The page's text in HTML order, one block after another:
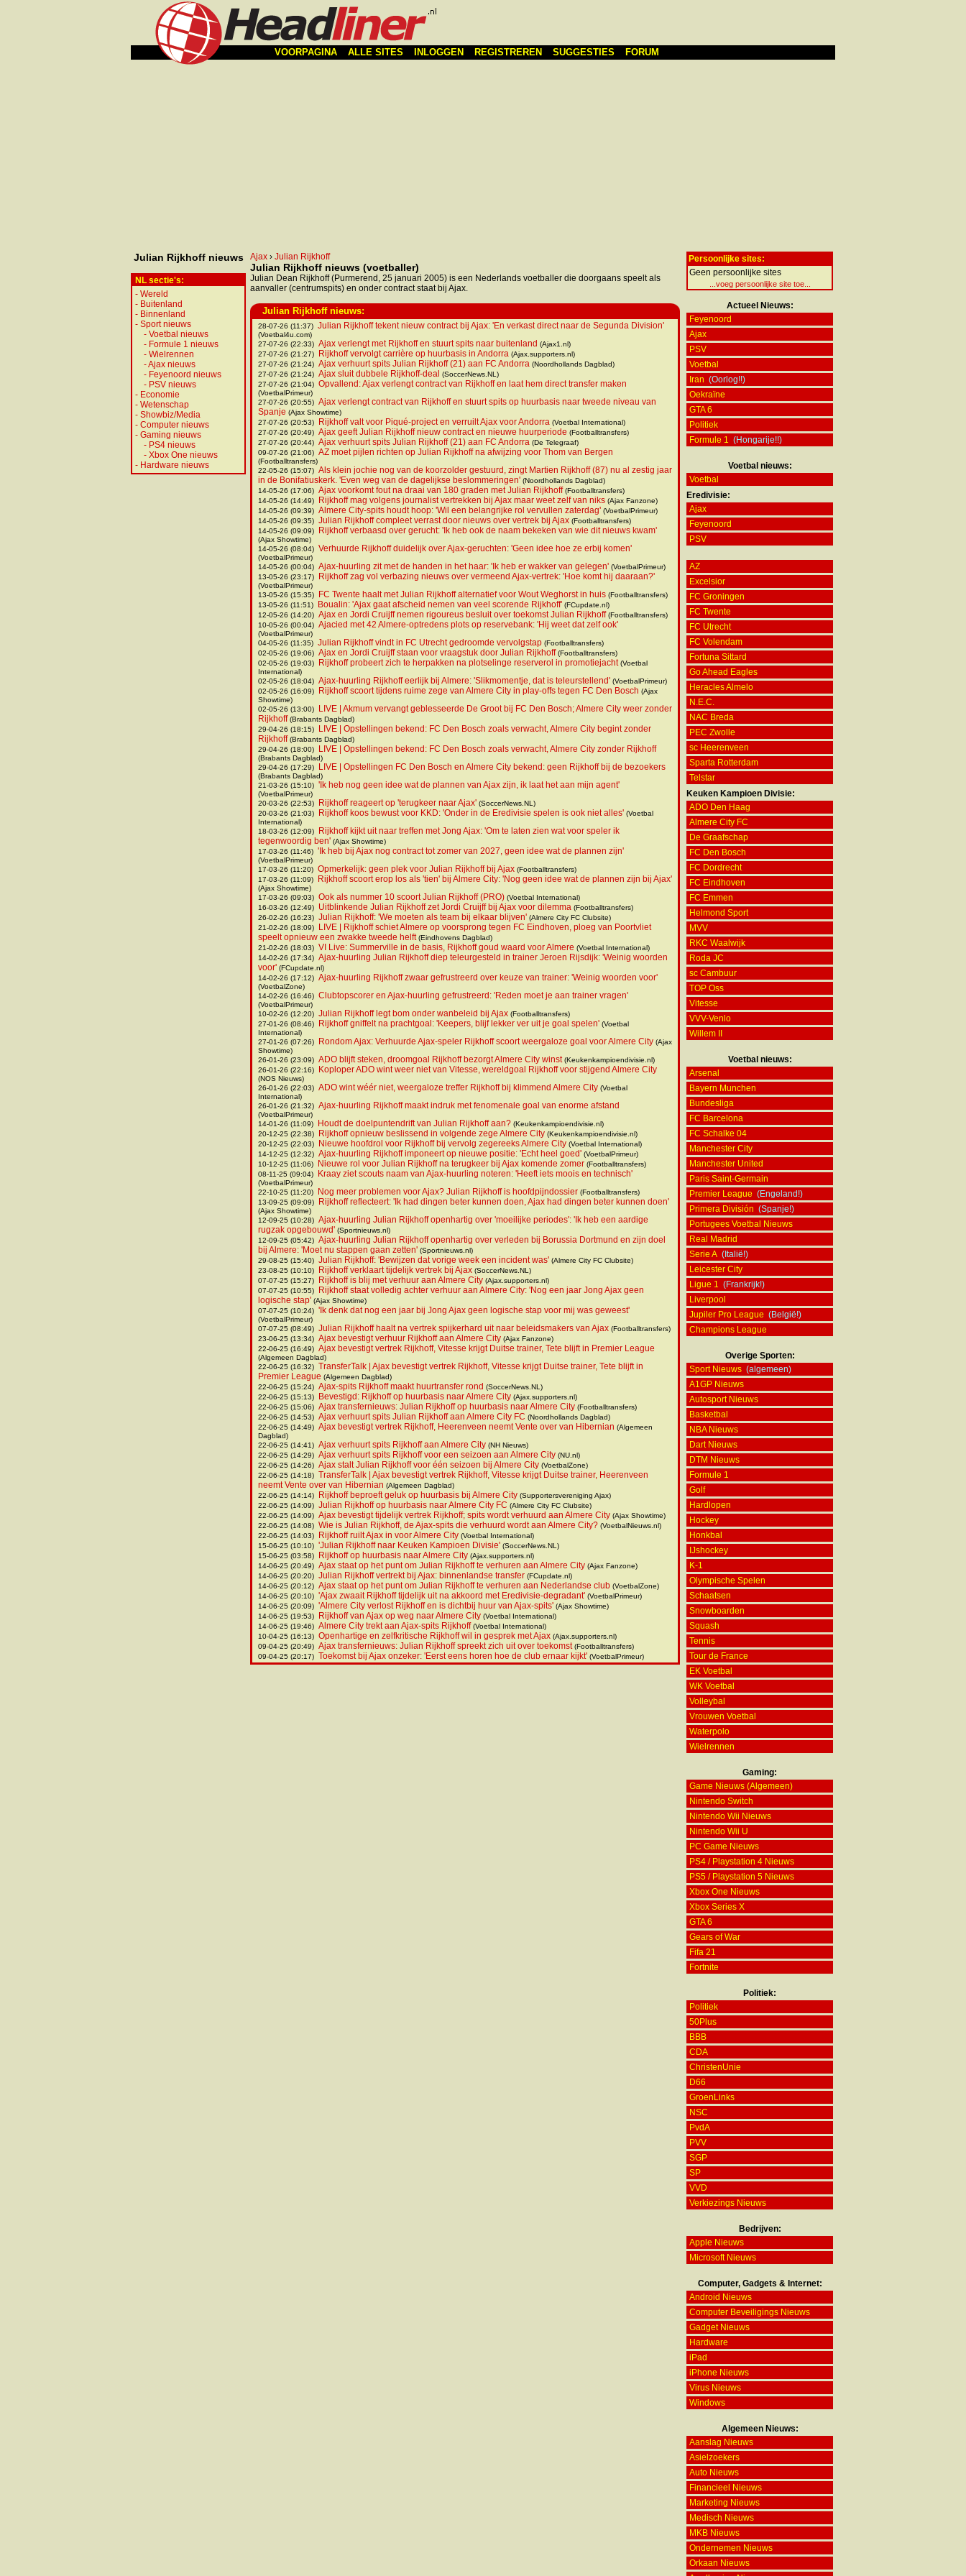
VOORPAGINA ALLE SITES INLOGGEN REGISTREREN SUGGESTIES FORUM
Julian Rijkhoff nieuws
NL sectie's:
- Wereld
- Buitenland
- Binnenland
- Sport nieuws
- Voetbal nieuws
- Formule 1 nieuws
- Wielrennen
-Ajax nieuws
- Feyenoord nieuws
- PSV nieuws
- Economie
- Wetenschap
- Showbiz/Media
- Computer nieuws
- Gaming nieuws
- PS4 nieuws
- Xbox One nieuws
- Hardware nieuws
Ajax › Julian Rijkhoff
Julian Rijkhoff nieuws (voetballer)
Julian Dean Rijkhoff (Purmerend, 25 januari 2005) is een Nederlands voetballer die doorgaans speelt als
aanvaller (centrumspits) en onder contract staat bij Ajax.
Julian Rijkhoff nieuws:
28-07-26 (11:37) Julian Rijkhoff tekent nieuw contract bij Ajax: 'En verkast direct naar de Segunda Division'
(Voetbal4u.com)
27-07-26 (22:33) Ajax verlengt met Rijkhoff en stuurt spits naar buitenland (Ajax1.nl)
27-07-26 (21:27)
Rijkhoff vervolgt carrière op huurbasis in Andorra (Ajax.supporters.nl)
27-07-26 (21:24) Ajax verhuurt spits Julian Rijkhoff (21) aan FC Andorra (Noordhollands Dagblad)
27-07-26 (21:24) Ajax sluit dubbele Rijkhoff-deal (SoccerNews.NL)
27-07-26 (21:04) Opvallend: Ajax verlengt contract van Rijkhoff en laat hem direct transfer maken
(VoetbalPrimeur)
27-07-26 (20:55) Ajax verlengt contract van Rijkhoff en stuurt spits op huurbasis naar tweede niveau van
Spanje (Ajax Showtime)
27-07-26 (20:53)
Rijkhoff valt voor Piqué-project en verruilt Ajax voor Andorra (Voetbal International)
27-07-26 (20:49) Ajax geeft Julian Rijkhoff nieuw contract en nieuwe huurperiode (Footballtransfers)
27-07-26 (20:44) Ajax verhuurt spits Julian Rijkhoff (21) aan FC Andorra (De Telegraaf)
09-07-26 (21:06) AZ moet pijlen richten op Julian Rijkhoff na afwijzing voor Thom van Bergen
(Footballtransfers)
22-05-26 (15:07) Als klein jochie nog van de koorzolder gestuurd, zingt Martien Rijkhoff (87) nu al zestig jaar
in de Bonifatiuskerk. 'Even weg van de dagelijkse beslommeringen' (Noordhollands Dagblad)
14-05-26 (17:06) Ajax voorkomt fout na draai van 180 graden met Julian Rijkhoff(Footballtransfers)
14-05-26 (14:49)
Rijkhoff mag volgens journalist vertrekken bij Ajax maar weet zelf van niks (Ajax Fanzone)
14-05-26 (09:39) Almere City-spits houdt hoop: 'Wil een belangrijke rol vervullen zaterdag' (VoetbalPrimeur)
14-05-26 (09:35) Julian Rijkhoff compleet verrast door nieuws over vertrek bij Ajax (Footballtransfers)
14-05-26 (09:09)
Rijkhoff verbaasd over gerucht: 'Ik heb ook de naam bekeken van wie dit nieuws kwam'
(Ajax Showtime)
14-05-26 (08:04) Verhuurde Rijkhoff duidelijk over Ajax-geruchten: 'Geen idee hoe ze erbij komen'
(VoetbalPrimeur)
14-05-26 (00:04) Ajax-huurling zit met de handen in het haar: 'Ik heb er wakker van gelegen' (VoetbalPrimeur)
13-05-26 (23:17)
Rijkhoff zag vol verbazing nieuws over vermeend Ajax-vertrek: 'Hoe komt hij daaraan?'
(VoetbalPrimeur)
13-05-26 (15:35)
FC Twente haalt met Julian Rijkhoff alternatief voor Wout Weghorst in huis (Footballtransfers)
13-05-26 (11:51)
Boualin: 'Ajax gaat afscheid nemen van veel scorende Rijkhoff' (FCupdate.nl)
12-05-26 (14:20) Ajax en Jordi Cruijff nemen rigoureus besluit over toekomst Julian Rijkhoff(Footballtransfers)
10-05-26 (00:04) Ajacied met 42 Almere-optredens plots op reservebank: 'Hij weet dat zelf ook'
(VoetbalPrimeur)
04-05-26 (11:35) Julian Rijkhoff vindt in FC Utrecht gedroomde vervolgstap (Footballtransfers)
02-05-26 (19:06) Ajax en Jordi Cruijff staan voor vraagstuk door Julian Rijkhoff(Footballtransfers)
02-05-26 (19:03)
Rijkhoff probeert zich te herpakken na plotselinge reserverol in promotiejacht(Voetbal
International)
02-05-26 (18:04) Ajax-huurling Rijkhoff eerlijk bij Almere: 'Slikmomentje, dat is teleurstellend' (VoetbalPrimeur)
02-05-26 (16:09)
Rijkhoff scoort tijdens ruime zege van Almere City in play-offs tegen FC Den Bosch (Ajax
Showtime)
02-05-26 (13:00)
LIVE | Akmum vervangt geblesseerde De Groot bij FC Den Bosch; Almere City weer zonder
Rijkhoff(Brabants Dagblad)
29-04-26 (18:15)
LIVE | Opstellingen bekend: FC Den Bosch zoals verwacht, Almere City begint zonder
Rijkhoff(Brabants Dagblad)
29-04-26 (18:00)
LIVE | Opstellingen bekend: FC Den Bosch zoals verwacht, Almere City zonder Rijkhoff
(Brabants Dagblad)
29-04-26 (17:29)
LIVE | Opstellingen FC Den Bosch en Almere City bekend: geen Rijkhoff bij de bezoekers
(Brabants Dagblad)
21-03-26 (15:10) 'Ik heb nog geen idee wat de plannen van Ajax zijn, ik laat het aan mijn agent'
(VoetbalPrimeur)
20-03-26 (22:53)
Rijkhoff reageert op 'terugkeer naar Ajax' (SoccerNews.NL)
20-03-26 (21:03)
Rijkhoff koos bewust voor KKD: 'Onder in de Eredivisie spelen is ook niet alles' (Voetbal
International)
18-03-26 (12:09)
Rijkhoff kijkt uit naar treffen met Jong Ajax: 'Om te laten zien wat voor speler ik
tegenwoordig ben' (Ajax Showtime)
17-03-26 (11:46) 'Ik heb bij Ajax nog contract tot zomer van 2027, geen idee wat de plannen zijn'
(VoetbalPrimeur)
17-03-26 (11:20) Opmerkelijk: geen plek voor Julian Rijkhoff bij Ajax (Footballtransfers)
17-03-26 (11:09)
Rijkhoff scoort erop los als 'tien' bij Almere City: 'Nog geen idee wat de plannen zijn bij Ajax'
(Ajax Showtime)
17-03-26 (09:03) Ook als nummer 10 scoort Julian Rijkhoff (PRO) (Voetbal International)
16-03-26 (12:49) Uitblinkende Julian Rijkhoff zet Jordi Cruijff bij Ajax voor dilemma (Footballtransfers)
26-02-26 (16:23) Julian Rijkhoff: 'We moeten als team bij elkaar blijven' (Almere City FC Clubsite)
21-02-26 (18:09)
LIVE | Rijkhoff schiet Almere op voorsprong tegen FC Eindhoven, ploeg van Poortvliet
speelt opnieuw een zwakke tweede helft(Eindhovens Dagblad)
21-02-26 (18:03) VI Live: Summerville in de basis, Rijkhoff goud waard voor Almere (Voetbal International)
14-02-26 (17:34) Ajax-huurling Julian Rijkhoff diep teleurgesteld in trainer Jeroen Rijsdijk: 'Weinig woorden
voor' (FCupdate.nl)
14-02-26 (17:12) Ajax-huurling Rijkhoff zwaar gefrustreerd over keuze van trainer: 'Weinig woorden voor'
(VoetbalZone)
14-02-26 (16:46) Clubtopscorer en Ajax-huurling gefrustreerd: 'Reden moet je aan trainer vragen'
(VoetbalPrimeur)
10-02-26 (12:20) Julian Rijkhoff legt bom onder wanbeleid bij Ajax (Footballtransfers)
27-01-26 (08:46)
Rijkhoff gniffelt na prachtgoal: 'Keepers, blijf lekker ver uit je goal spelen' (Voetbal
International)
27-01-26 (07:26)
Rondom Ajax: Verhuurde Ajax-speler Rijkhoff scoort weergaloze goal voor Almere City (Ajax
Showtime)
26-01-26 (23:09) ADO blijft steken, droomgoal Rijkhoff bezorgt Almere City winst(Keukenkampioendivisie.nl)
26-01-26 (22:16)
Koploper ADO wint weer niet van Vitesse, wereldgoal Rijkhoff voor stijgend Almere City
(NOS Nieuws)
26-01-26 (22:03) ADO wint wéér niet, weergaloze treffer Rijkhoff bij klimmend Almere City (Voetbal
International)
26-01-26 (21:32) Ajax-huurling Rijkhoff maakt indruk met fenomenale goal van enorme afstand
(VoetbalPrimeur)
14-01-26 (11:09)
Houdt de doelpuntendrift van Julian Rijkhoff aan? (Keukenkampioendivisie.nl)
20-12-25 (22:38)
Rijkhoff opnieuw beslissend in volgende zege Almere City (Keukenkampioendivisie.nl)
20-12-25 (22:03)
Nieuwe hoofdrol voor Rijkhoff bij vervolg zegereeks Almere City (Voetbal International)
14-12-25 (12:32) Ajax-huurling Rijkhoff imponeert op nieuwe positie: 'Echt heel goed' (VoetbalPrimeur)
10-12-25 (11:06)
Nieuwe rol voor Julian Rijkhoff na terugkeer bij Ajax komende zomer (Footballtransfers)
08-11-25 (09:04)
Kraay ziet scouts naam van Ajax-huurling noteren: 'Heeft iets moois en technisch'
(VoetbalPrimeur)
22-10-25 (11:20)
Nog meer problemen voor Ajax? Julian Rijkhoff is hoofdpijndossier (Footballtransfers)
13-09-25 (09:09)
Rijkhoff reflecteert: 'Ik had dingen beter kunnen doen, Ajax had dingen beter kunnen doen'
(Ajax Showtime)
12-09-25 (10:28) Ajax-huurling Julian Rijkhoff openhartig over 'moeilijke periodes': 'Ik heb een aardige
rugzak opgebouwd' (Sportnieuws.nl)
12-09-25 (05:42) Ajax-huurling Julian Rijkhoff openhartig over verleden bij Borussia Dortmund en zijn doel
bij Almere: 'Moet nu stappen gaan zetten' (Sportnieuws.nl)
29-08-25 (15:40) Julian Rijkhoff: 'Bewijzen dat vorige week een incident was' (Almere City FC Clubsite)
23-08-25 (10:10)
Rijkhoff verklaart tijdelijk vertrek bij Ajax (SoccerNews.NL)
07-07-25 (15:27)
Rijkhoff is blij met verhuur aan Almere City (Ajax.supporters.nl)
07-07-25 (10:55)
Rijkhoff staat volledig achter verhuur aan Almere City: 'Nog een jaar Jong Ajax geen
logische stap' (Ajax Showtime)
07-07-25 (10:24) 'Ik denk dat nog een jaar bij Jong Ajax geen logische stap voor mij was geweest'
(VoetbalPrimeur)
07-07-25 (08:49) Julian Rijkhoff haalt na vertrek spijkerhard uit naar beleidsmakers van Ajax (Footballtransfers)
23-06-25 (13:34) Ajax bevestigt verhuur Rijkhoff aan Almere City (Ajax Fanzone)
22-06-25 (16:49) Ajax bevestigt vertrek Rijkhoff, Vitesse krijgt Duitse trainer, Tete blijft in Premier League
(Algemeen Dagblad)
22-06-25 (16:32) TransferTalk | Ajax bevestigt vertrek Rijkhoff, Vitesse krijgt Duitse trainer, Tete blijft in
Premier League (Algemeen Dagblad)
22-06-25 (15:24) Ajax-spits Rijkhoff maakt huurtransfer rond (SoccerNews.NL)
22-06-25 (15:13)
Bevestigd: Rijkhoff op huurbasis naar Almere City (Ajax.supporters.nl)
22-06-25 (15:06) Ajax transfernieuws: Julian Rijkhoff op huurbasis naar Almere City (Footballtransfers)
22-06-25 (14:53) Ajax verhuurt spits Julian Rijkhoff aan Almere City FC (Noordhollands Dagblad)
22-06-25 (14:49) Ajax bevestigt vertrek Rijkhoff, Heerenveen neemt Vente over van Hibernian (Algemeen
Dagblad)
22-06-25 (14:41) Ajax verhuurt spits Rijkhoff aan Almere City (NH Nieuws)
22-06-25 (14:29) Ajax verhuurt spits Rijkhoff voor een seizoen aan Almere City (NU.nl)
22-06-25 (14:26) Ajax stalt Julian Rijkhoff voor één seizoen bij Almere City (VoetbalZone)
22-06-25 (14:18) TransferTalk | Ajax bevestigt vertrek Rijkhoff, Vitesse krijgt Duitse trainer, Heerenveen
neemt Vente over van Hibernian (Algemeen Dagblad)
22-06-25 (14:14)
Rijkhoff beproeft geluk op huurbasis bij Almere City (Supportersvereniging Ajax)
22-06-25 (14:09) Julian Rijkhoff op huurbasis naar Almere City FC (Almere City FC Clubsite)
22-06-25 (14:09) Ajax bevestigt tijdelijk vertrek Rijkhoff; spits wordt verhuurd aan Almere City (Ajax Showtime)
22-06-25 (14:08) Wie is Julian Rijkhoff, de Ajax-spits die verhuurd wordt aan Almere City? (VoetbalNieuws.nl)
22-06-25 (14:03)
Rijkhoff ruilt Ajax in voor Almere City (Voetbal International)
15-06-25 (10:10) 'Julian Rijkhoff naar Keuken Kampioen Divisie' (SoccerNews.NL)
15-06-25 (03:58)
Rijkhoff op huurbasis naar Almere City (Ajax.supporters.nl)
14-06-25 (20:49) Ajax staat op het punt om Julian Rijkhoff te verhuren aan Almere City (Ajax Fanzone)
14-06-25 (20:20) Julian Rijkhoff vertrekt bij Ajax: binnenlandse transfer (FCupdate.nl)
14-06-25 (20:12) Ajax staat op het punt om Julian Rijkhoff te verhuren aan Nederlandse club (VoetbalZone)
14-06-25 (20:10) 'Ajax zwaait Rijkhoff tijdelijk uit na akkoord met Eredivisie-degradant' (VoetbalPrimeur)
14-06-25 (20:09) 'Almere City verlost Rijkhoff en is dichtbij huur van Ajax-spits' (Ajax Showtime)
14-06-25 (19:53)
Rijkhoff van Ajax op weg naar Almere City (Voetbal International)
14-06-25 (19:46) Almere City trekt aan Ajax-spits Rijkhoff(Voetbal International)
10-04-25 (16:13) Openhartige en zelfkritische Rijkhoff wil in gesprek met Ajax (Ajax.supporters.nl)
09-04-25 (20:49) Ajax transfernieuws: Julian Rijkhoff spreekt zich uit over toekomst(Footballtransfers)
09-04-25 (20:17) Toekomst bij Ajax onzeker: 'Eerst eens horen hoe de club ernaar kijkt' (VoetbalPrimeur)
Persoonlijke sites:
Geen persoonlijke sites
...voeg persoonlijke site toe...
Actueel Nieuws:
Feyenoord
Ajax
PSV
Voetbal
Iran (Oorlog!!)
Oekraïne
GTA 6
Politiek
Formule 1 (Hongarije!!)
Voetbal nieuws:
Voetbal
Eredivisie:
Ajax
Feyenoord
PSV
AZ
Excelsior
FC Groningen
FC Twente
FC Utrecht
FC Volendam
Fortuna Sittard
Go Ahead Eagles
Heracles Almelo
N.E.C.
NAC Breda
PEC Zwolle
sc Heerenveen
Sparta Rotterdam
Telstar
Keuken Kampioen Divisie:
ADO Den Haag
Almere City FC
De Graafschap
FC Den Bosch
FC Dordrecht
FC Eindhoven
FC Emmen
Helmond Sport
MVV
RKC Waalwijk
Roda JC
sc Cambuur
TOP Oss
Vitesse
VVV-Venlo
Willem II
Voetbal nieuws:
Arsenal
Bayern Munchen
Bundesliga
FC Barcelona
FC Schalke 04
Manchester City
Manchester United
Paris Saint-Germain
Premier League (Engeland!)
Primera División (Spanje!)
Portugees Voetbal Nieuws
Real Madrid
Serie A (Italië!)
Leicester City
Ligue 1 (Frankrijk!)
Liverpool
Jupiler Pro League (België!)
Champions League
Overige Sporten:
Sport Nieuws (algemeen)
A1GP Nieuws
Autosport Nieuws
Basketbal
NBA Nieuws
Dart Nieuws
DTM Nieuws
Formule 1
Golf
Hardlopen
Hockey
Honkbal
IJshockey
K-1
Olympische Spelen
Schaatsen
Snowboarden
Squash
Tennis
Tour de France
EK Voetbal
WK Voetbal
Volleybal
Vrouwen Voetbal
Waterpolo
Wielrennen
Gaming:
Game Nieuws (Algemeen)
Nintendo Switch
Nintendo Wii Nieuws
Nintendo Wii U
PC Game Nieuws
PS4 / Playstation 4 Nieuws
PS5 / Playstation 5 Nieuws
Xbox One Nieuws
Xbox Series X
GTA 6
Gears of War
Fifa 21
Fortnite
Politiek:
Politiek
50Plus
BBB
CDA
ChristenUnie
D66
GroenLinks
NSC
PvdA
PVV
SGP
SP
VVD
Verkiezings Nieuws
Bedrijven:
Apple Nieuws
Microsoft Nieuws
Computer, Gadgets & Internet:
Android Nieuws
Computer Beveiligings Nieuws
Gadget Nieuws
Hardware
iPad
iPhone Nieuws
Virus Nieuws
Windows
Algemeen Nieuws:
Aanslag Nieuws
Asielzoekers
Auto Nieuws
Financieel Nieuws
Marketing Nieuws
Medisch Nieuws
MKB Nieuws
Ondernemen Nieuws
Orkaan Nieuws